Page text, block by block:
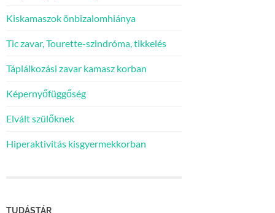
Kiskamaszok önbizalomhiánya
Tic zavar, Tourette-szindróma, tikkelés
Táplálkozási zavar kamasz korban
Képernyőfüggőség
Elvált szülőknek
Hiperaktivitás kisgyermekkorban
TUDÁSTÁR